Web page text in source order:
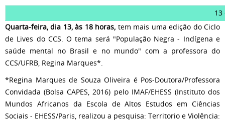
13
Quarta-feira, dia 13, às 18 horas, tem mais uma edição do Ciclo
de Lives do CCS. O tema será "População Negra - Indígena e
saúde mental no Brasil e no mundo" com a professora do
CCS/UFRB, Regina Marques*.
*Regina Marques de Souza Oliveira é Pos-Doutora/Professora
Convidada (Bolsa CAPES, 2016) pelo IMAF/EHESS (Instituto dos
Mundos Africanos da Escola de Altos Estudos em Ciências
Sociais - EHESS/Paris, realizou a pesquisa: Territorio e Violência: